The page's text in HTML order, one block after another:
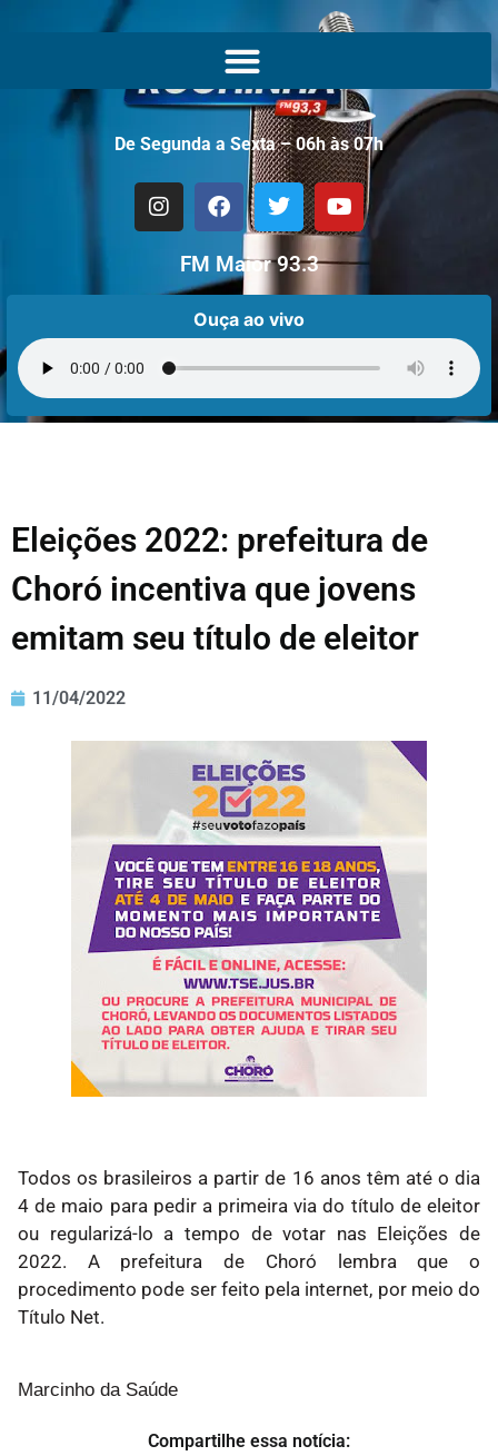
De Segunda a Sexta – 06h às 07h
FM Maior 93.3
Ouça ao vivo
Eleições 2022: prefeitura de
Choró incentiva que jovens
emitam seu título de eleitor
11/04/2022
Todos os brasileiros a partir de 16 anos têm até o dia
4 de maio para pedir a primeira via do título de eleitor
ou regularizá-lo a tempo de votar nas Eleições de
2022. A prefeitura de Choró lembra que o
procedimento pode ser feito pela internet, por meio do
Título Net.
Marcinho da Saúde
Compartilhe essa notícia: